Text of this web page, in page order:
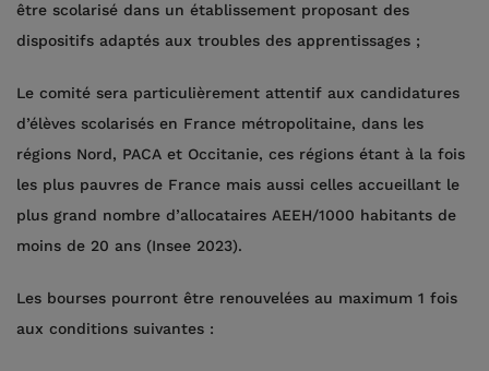
être scolarisé dans un établissement proposant des
dispositifs adaptés aux troubles des apprentissages ;
Le comité sera particulièrement attentif aux candidatures
d’élèves scolarisés en France métropolitaine, dans les
régions Nord, PACA et Occitanie, ces régions étant à la fois
les plus pauvres de France mais aussi celles accueillant le
plus grand nombre d’allocataires AEEH/1000 habitants de
moins de 20 ans (Insee 2023).
Les bourses pourront être renouvelées au maximum 1 fois
aux conditions suivantes :